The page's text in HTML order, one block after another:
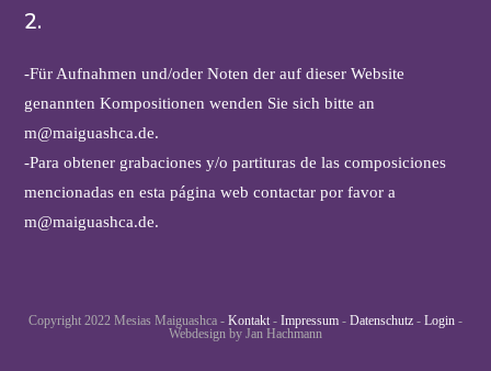
2.
-Für Aufnahmen und/oder Noten der auf dieser Website
genannten Kompositionen wenden Sie sich bitte an
m@maiguashca.de.
-Para obtener grabaciones y/o partituras de las composiciones
mencionadas en esta página web contactar por favor a
m@maiguashca.de.
Copyright 2022 Mesias Maiguashca - Kontakt - Impressum - Datenschutz - Login -
Webdesign by Jan Hachmann